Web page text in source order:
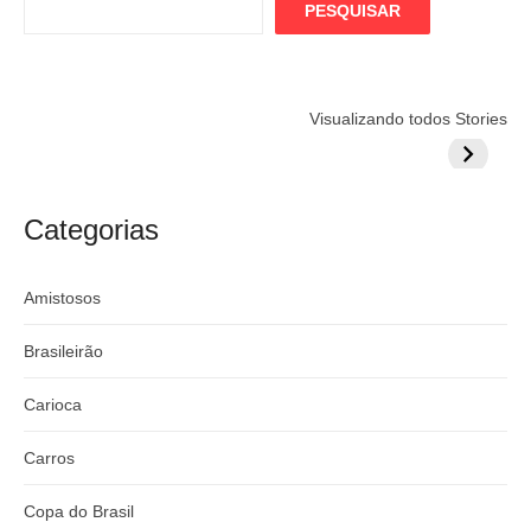
PESQUISAR
Visualizando todos Stories
argentino
Globo quer
Lesão
do
Categorias
Amistosos
Brasileirão
Carioca
Carros
Copa do Brasil